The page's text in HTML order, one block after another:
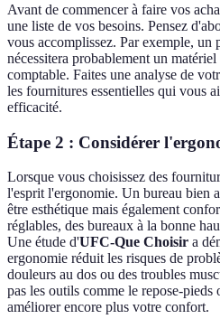
Avant de commencer à faire vos
une liste de vos besoins. Pensez
vous accomplissez. Par exemple, un
nécessitera probablement un
comptable. Faites une analyse de
les fournitures essentielles qui vous
efficacité.
Étape 2 : Considérer
Lorsque vous choisissez des
l'esprit l'ergonomie. Un bureau bien
être esthétique mais également
réglables, des bureaux à la bonne
Une étude d'UFC-Que Choisir a
ergonomie réduit les risques de
douleurs au dos ou des troubles
pas les outils comme le repose-pieds
améliorer encore plus votre confort.